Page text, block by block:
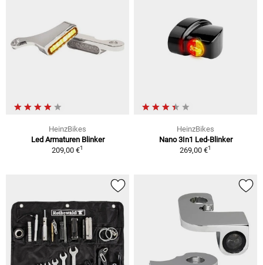
HeinzBikes
Led Armaturen Blinker
209,00 €1
HeinzBikes
Nano 3In1 Led-Blinker
269,00 €1